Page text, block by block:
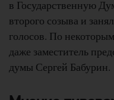
в Государственную
второго созыва и
голосов. По
даже заместитель
думы Сергей Бабурин.